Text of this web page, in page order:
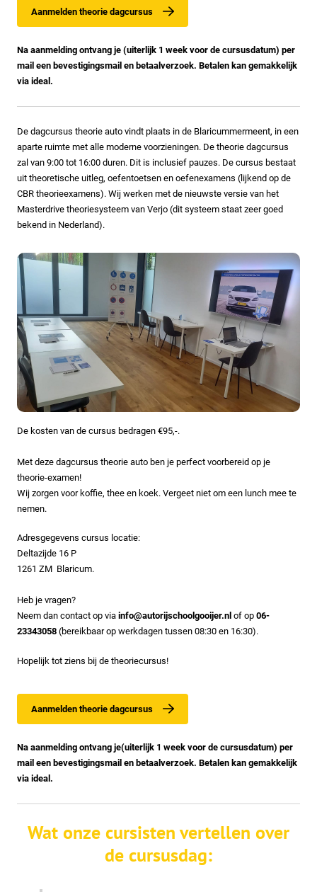
Aanmelden theorie dagcursus
Na aanmelding ontvang je (uiterlijk 1 week voor de cursusdatum) per
mail een bevestigingsmail en betaalverzoek. Betalen kan gemakkelijk
via ideal.
De dagcursus theorie auto vindt plaats in de Blaricummermeent, in een
aparte ruimte met alle moderne voorzieningen. De theorie dagcursus
zal van 9:00 tot 16:00 duren. Dit is inclusief pauzes. De cursus bestaat
uit theoretische uitleg, oefentoetsen en oefenexamens (lijkend op de
CBR theorieexamens). Wij werken met de nieuwste versie van het
Masterdrive theoriesysteem van Verjo (dit systeem staat zeer goed
bekend in Nederland).
De kosten van de cursus bedragen €95,-.
Met deze dagcursus theorie auto ben je perfect voorbereid op je
theorie-examen!
Wij zorgen voor koffie, thee en koek. Vergeet niet om een lunch mee te
nemen.
Adresgegevens cursus locatie:
Deltazijde 16 P
1261 ZM Blaricum.
Heb je vragen?
Neem dan contact op via info@autorijschoolgooijer.nl of op 06-
23343058 (bereikbaar op werkdagen tussen 08:30 en 16:30).
Hopelijk tot ziens bij de theoriecursus!
Aanmelden theorie dagcursus
Na aanmelding ontvang je(uiterlijk 1 week voor de cursusdatum) per
mail een bevestigingsmail en betaalverzoek. Betalen kan gemakkelijk
via ideal.
Wat onze cursisten vertellen over
de cursusdag: